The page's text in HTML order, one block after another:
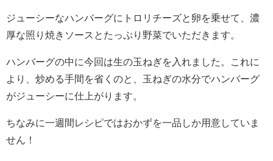
ジューシーなハンバーグにトロリチーズと卵を乗せて、濃
厚な照り焼きソースとたっぷり野菜でいただきます。
ハンバーグの中に今回は生の玉ねぎを入れました。これに
より、炒める手間を省くのと、玉ねぎの水分でハンバーグ
がジューシーに仕上がります。
ちなみに一週間レシピではおかずを一品しか用意していま
せん！